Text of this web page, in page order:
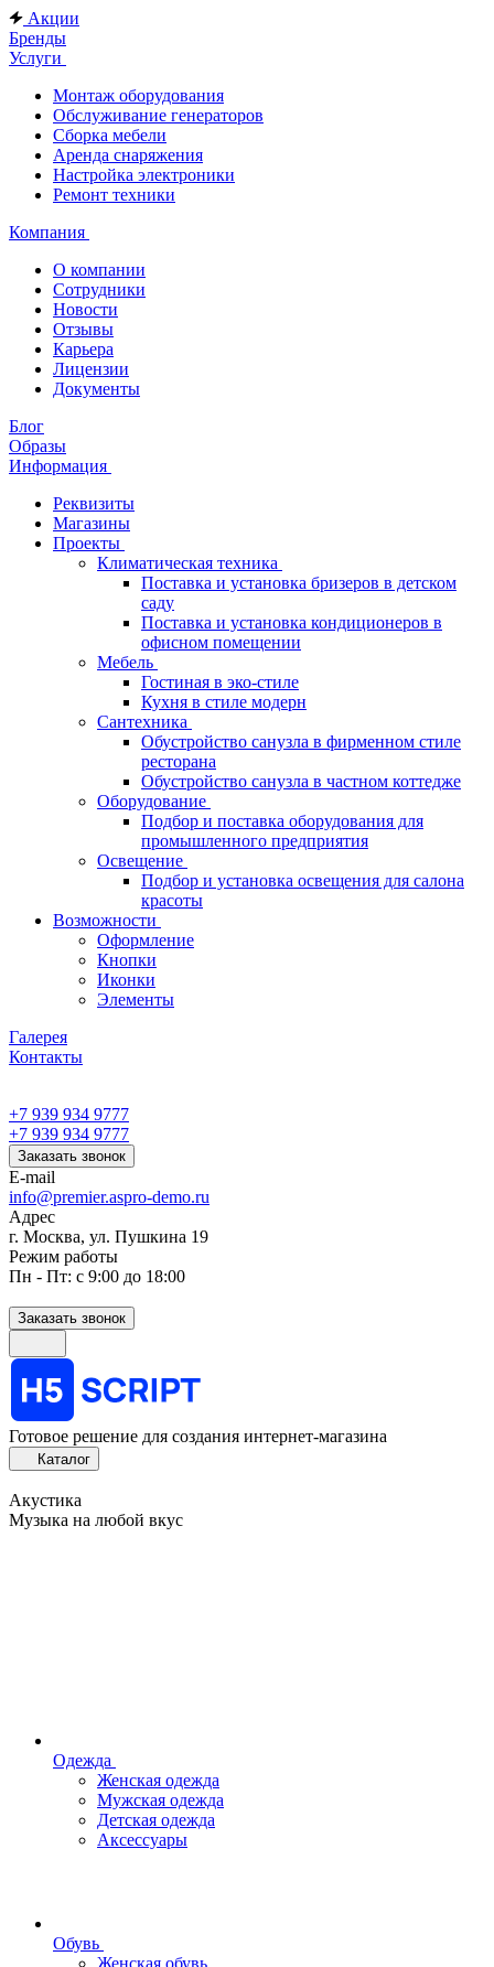
Акции
Бренды
Услуги
Монтаж оборудования
Обслуживание генераторов
Сборка мебели
Аренда снаряжения
Настройка электроники
Ремонт техники
Компания
О компании
Сотрудники
Новости
Отзывы
Карьера
Лицензии
Документы
Блог
Образы
Информация
Реквизиты
Магазины
Проекты
Климатическая техника
Поставка и установка бризеров в детском
саду
Поставка и установка кондиционеров в
офисном помещении
Мебель
Гостиная в эко-стиле
Кухня в стиле модерн
Сантехника
Обустройство санузла в фирменном стиле
ресторана
Обустройство санузла в частном коттедже
Оборудование
Подбор и поставка оборудования для
промышленного предприятия
Освещение
Подбор и установка освещения для салона
красоты
Возможности
Оформление
Кнопки
Иконки
Элементы
Галерея
Контакты
+7 939 934 9777
+7 939 934 9777
Заказать звонок
E-mail
info@premier.aspro-demo.ru
Адрес
г. Москва, ул. Пушкина 19
Режим работы
Пн - Пт: с 9:00 до 18:00
Заказать звонок
Готовое решение для создания интернет-магазина
Каталог
Акустика
Музыка на любой вкус
Одежда
Женская одежда
Мужская одежда
Детская одежда
Аксессуары
Обувь
Женская обувь